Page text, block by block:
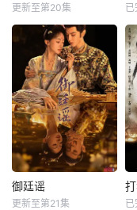
更新至第20集 已
御廷谣
更新至第21集 已